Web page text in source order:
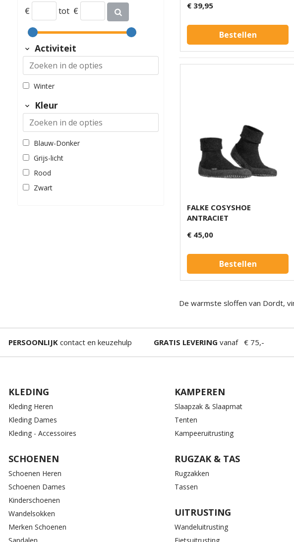
€ tot €
Activiteit
Winter
Kleur
Blauw-Donker
Grijs-licht
Rood
Zwart
€ 39,95
Bestellen
FALKE COSYSHOE
ANTRACIET
€ 45,00
Bestellen
De warmste sloffen van Dordt,
PERSOONLIJK contact en keuzehulp GRATIS LEVERING vanaf € 75,-
KLEDING
Kleding Heren
Kleding Dames
Kleding - Accessoires
SCHOENEN
Schoenen Heren
Schoenen Dames
Kinderschoenen
Wandelsokken
Merken Schoenen
KAMPEREN
Slaapzak & Slaapmat
Tenten
Kampeeruitrusting
RUGZAK & TAS
Rugzakken
Tassen
UITRUSTING
Wandeluitrusting